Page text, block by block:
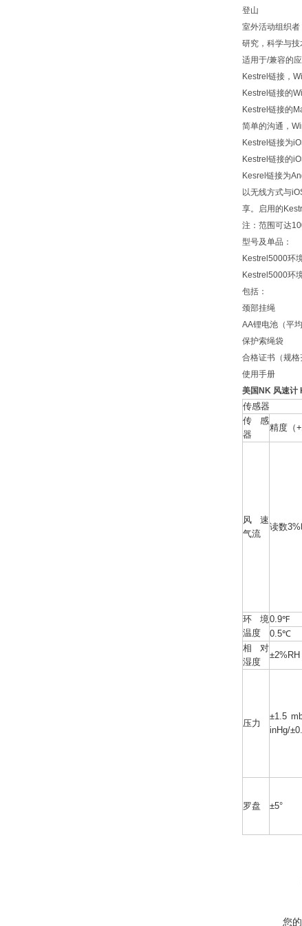
登山
室外活动组织者
研究，科学与技
适用于/兼容的应
Kestrel链接，
Kestrel链接的
Kestrel链接的
简单的沟通，
Kestrel链接为
Kestrel链接的
Kesrel链接为
以无线方式与
享。启用的
注：范围可达
型号及单品：
Kestrel5000环
Kestrel5000环
包括：
颈部挂绳
AA锂电池（平
保护索绳袋
合格证书（规格
使用手册
美国NK 风速计
传感器
传感
器
精度（
风速
气流
读数
环境
温度
0.9℉
0.5℃
相对
湿度
±2%RH
压力
±1.5
inHg/
罗盘 ±5°
您